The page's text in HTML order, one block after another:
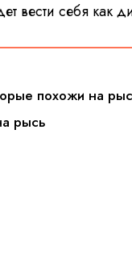
вести себя как
похожи на
рысь